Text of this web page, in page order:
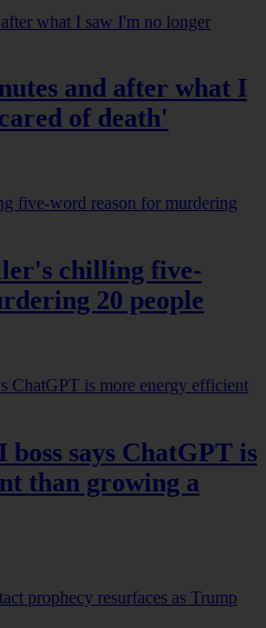
and after what I
of death'
chilling five-
20 people
says ChatGPT is
than growing a